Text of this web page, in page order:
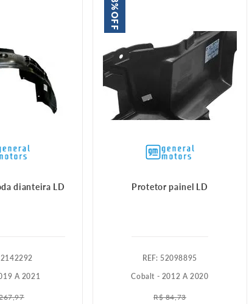
dianteira LD
A 2021
,97
8%
OFF
Protetor painel LD
: 52098895
Cobalt - 2012 A 2020
R$ 84,73